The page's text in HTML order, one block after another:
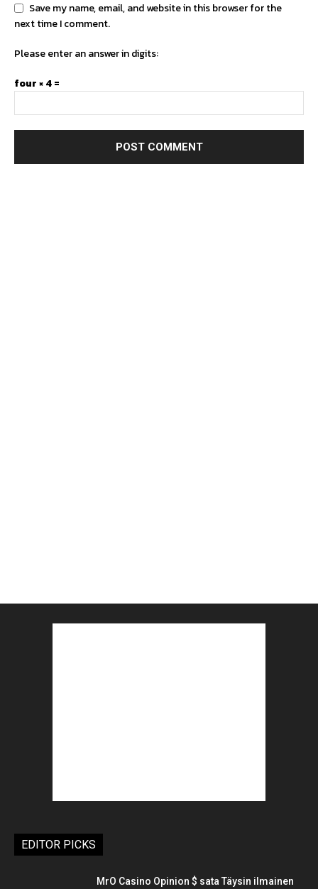
Save my name, email, and website in this browser for the
next time I comment.
Please enter an answer in digits:
four × 4 =
EDITOR PICKS
MrO Casino Opinion $ sata Täysin ilmainen